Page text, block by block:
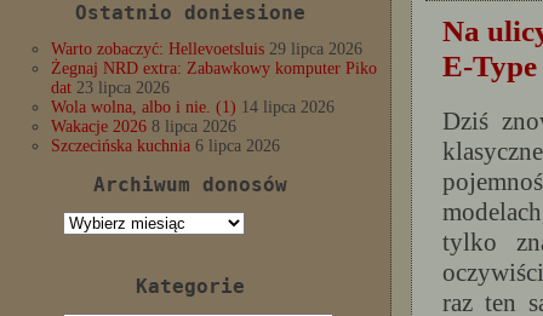
Ostatnio doniesione
Warto zobaczyć: Hellevoetsluis 29 lipca 2026
Żegnaj NRD extra: Zabawkowy komputer Piko
dat 23 lipca 2026
Wola wolna, albo i nie. (1) 14 lipca 2026
Wakacje 2026 8 lipca 2026
Szczecińska kuchnia 6 lipca 2026
Archiwum donosów
Archiwum
Kategorie
Na
E-Type
Dziś
tylko
raz ten